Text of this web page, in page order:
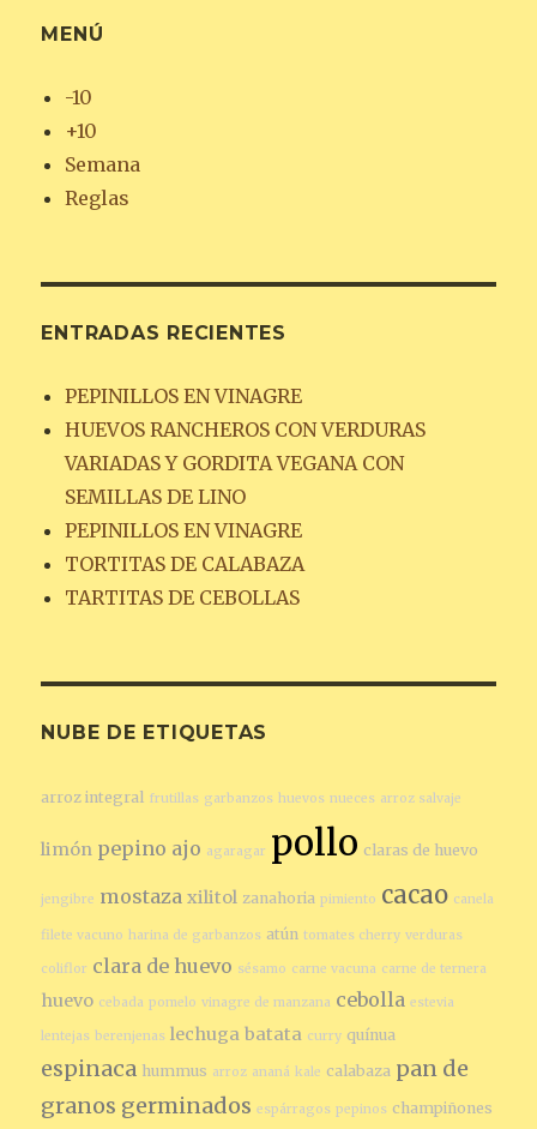
MENÚ
-10
+10
Semana
Reglas
ENTRADAS RECIENTES
PEPINILLOS EN VINAGRE
HUEVOS RANCHEROS CON VERDURAS
VARIADAS Y GORDITA VEGANA CON
SEMILLAS DE LINO
PEPINILLOS EN VINAGRE
TORTITAS DE CALABAZA
TARTITAS DE CEBOLLAS
NUBE DE ETIQUETAS
arroz integral frutillas garbanzos huevos nueces arroz salvaje
limón pepino ajo agaragar pollo claras de huevo
jengibre mostaza xilitol zanahoria pimiento cacao canela
filete vacuno harina de garbanzos atún tomates cherry verduras
coliflor clara de huevo sésamo carne vacuna carne de ternera
huevo cebada pomelo vinagre de manzana cebolla estevia
lentejas berenjenas lechuga batata curry quínua
espinaca hummus arroz ananá kale calabaza pan de
granos germinados espárragos pepinos champiñones